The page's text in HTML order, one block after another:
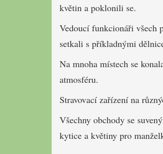
květin a poklonili se.
Vedoucí funkcionáři všech
setkali s příkladnými
Na mnoha místech se
atmosféru.
Stravovací zařízení na
Všechny obchody se
kytice a květiny pro